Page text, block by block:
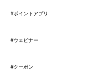
#ポイントアプリ
#ウェビナー
#クーポン